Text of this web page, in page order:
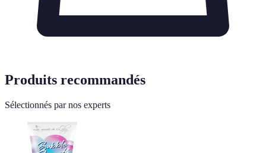
Produits recommandés
Sélectionnés par nos experts